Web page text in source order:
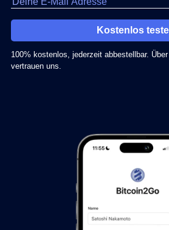
Kostenlos
100% kostenlos, jederzeit abbestellbar. Über
vertrauen uns.